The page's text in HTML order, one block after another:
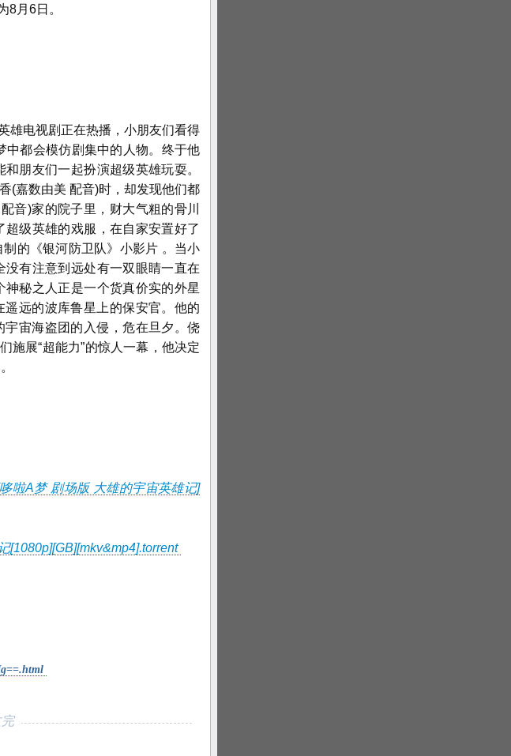
8月6日。
电视剧正在热播，小朋友们看得
中都会模仿剧集中的人物。终于他
朋友们一起扮演超级英雄玩耍。
(嘉数由美 配音)时，却发现他们都
音)家的院子里，财大气粗的骨川
级英雄的戏服，在自家安置好了
的《银河防卫队》小影片 。当小
有注意到远处有一双眼睛一直在
秘之人正是一个货真价实的外星
远的波库鲁星上的保安官。他的
宙海盗团的入侵，危在旦夕。侥
施展“超能力”的惊人一幕，他决定
啦A梦 剧场版 大雄的宇宙英雄记]
[1080p][GB][mkv&mp4].torrent